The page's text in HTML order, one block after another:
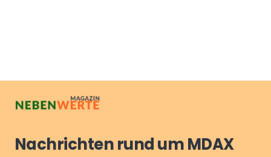
Nachrichten rund um MDAX